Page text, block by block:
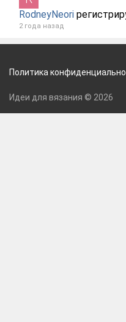
RodneyNeori
2 года назад
Политика
Идеи для вязания © 2026